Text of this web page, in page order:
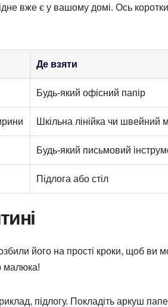
вже є у вашому домі. Ось
Де взяти
Будь-який офісний папір
Шкільна лінійка чи швейний
Будь-який письмовий
Підлога або стіл
його на прості кроки, щоб ви
малюка!
підлогу. Покладіть аркуш